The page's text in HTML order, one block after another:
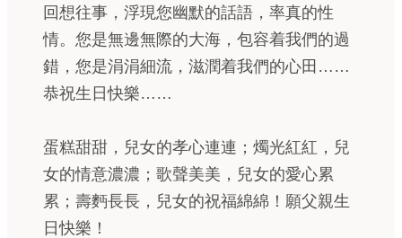
回想往事，浮現您幽默的話語，率真的性
情。您是無邊無際的大海，包容着我們的過
錯，您是涓涓細流，滋潤着我們的心田……
恭祝生日快樂……
蛋糕甜甜，兒女的孝心連連；燭光紅紅，兒
女的情意濃濃；歌聲美美，兒女的愛心累
累；壽麪長長，兒女的祝福綿綿！願父親生
日快樂！